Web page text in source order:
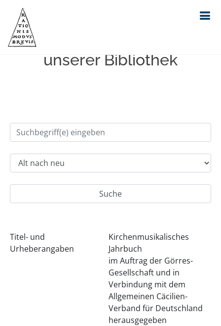
Einfache Suche im Bestand
unserer Bibliothek
Titel- und
Urheberangaben
Kirchenmusikalisches
Jahrbuch
im Auftrag der Görres-
Gesellschaft und in
Verbindung mit dem
Allgemeinen Cäcilien-
Verband für Deutschland
herausgegeben